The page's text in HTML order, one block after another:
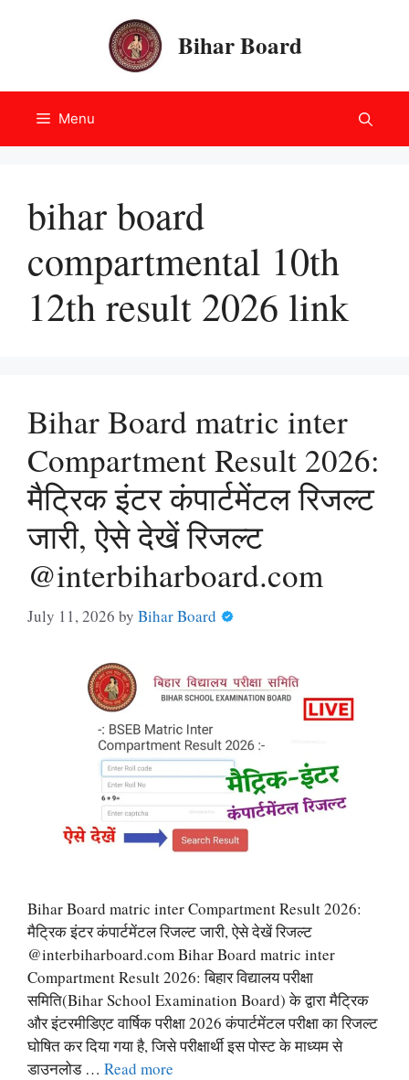
Bihar Board
Menu
bihar board
compartmental 10th
12th result 2026 link
Bihar Board matric inter
Compartment Result 2026:
मैट्रिक इंटर कंपार्टमेंटल रिजल्ट
जारी, ऐसे देखें रिजल्ट
@interbiharboard.com
July 11, 2026 by Bihar Board
Bihar Board matric inter Compartment Result 2026:
मैट्रिक इंटर कंपार्टमेंटल रिजल्ट जारी, ऐसे देखें रिजल्ट
@interbiharboard.com Bihar Board matric inter
Compartment Result 2026: बिहार विद्यालय परीक्षा
समिति(Bihar School Examination Board) के द्वारा मैट्रिक
और इंटरमीडिएट वार्षिक परीक्षा 2026 कंपार्टमेंटल परीक्षा का रिजल्ट
घोषित कर दिया गया है, जिसे परीक्षार्थी इस पोस्ट के माध्यम से
डाउनलोड … Read more